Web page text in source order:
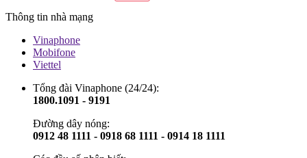
Thông tin nhà mạng
Vinaphone
Mobifone
Viettel
Tổng đài Vinaphone (24/24):
1800.1091 - 9191
Đường dây nóng:
0912 48 1111 - 0918 68 1111 - 0914 18 1111